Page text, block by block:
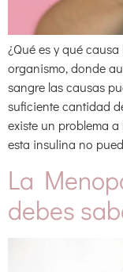
¿Qué es y qué
organismo, donde
sangre las causas
suficiente cantidad
existe un problema
esta insulina no
La
debes